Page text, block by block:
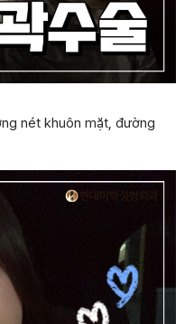
nét khuôn mặt, đường